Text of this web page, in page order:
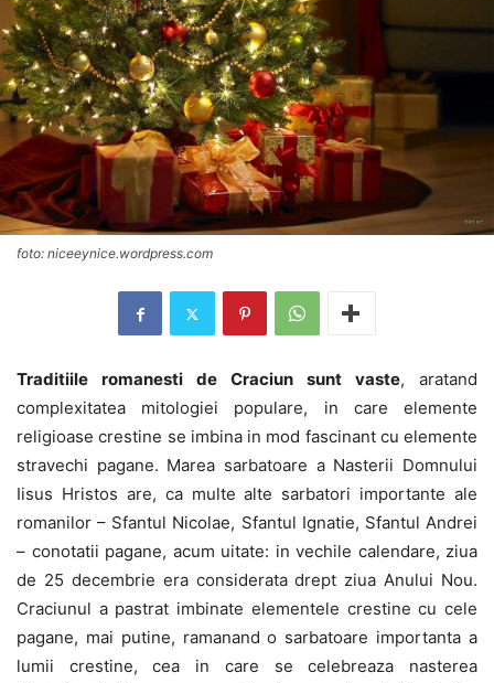
foto: niceeynice.wordpress.com
Traditiile romanesti de Craciun sunt vaste, aratand
complexitatea mitologiei populare, in care elemente
religioase crestine se imbina in mod fascinant cu elemente
stravechi pagane. Marea sarbatoare a Nasterii Domnului
Iisus Hristos are, ca multe alte sarbatori importante ale
romanilor – Sfantul Nicolae, Sfantul Ignatie, Sfantul Andrei
– conotatii pagane, acum uitate: in vechile calendare, ziua
de 25 decembrie era considerata drept ziua Anului Nou.
Craciunul a pastrat imbinate elementele crestine cu cele
pagane, mai putine, ramanand o sarbatoare importanta a
lumii crestine, cea in care se celebreaza nasterea